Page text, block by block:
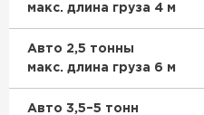
макс. длина груза 4 м
Авто 2,5 тонны
макс. длина груза 6 м
Авто 3,5–5 тонн